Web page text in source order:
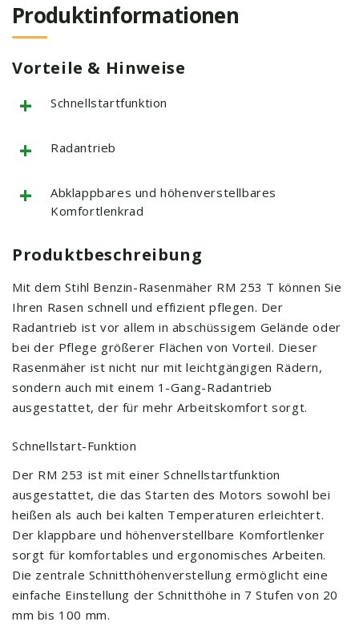
Produktinformationen
Vorteile & Hinweise
+ Schnellstartfunktion
+ Radantrieb
+
Abklappbares und höhenverstellbares
Komfortlenkrad
Produktbeschreibung
Mit dem Stihl Benzin-Rasenmäher RM 253 T können Sie
Ihren Rasen schnell und effizient pflegen. Der
Radantrieb ist vor allem in abschüssigem Gelände oder
bei der Pflege größerer Flächen von Vorteil. Dieser
Rasenmäher ist nicht nur mit leichtgängigen Rädern,
sondern auch mit einem 1-Gang-Radantrieb
ausgestattet, der für mehr Arbeitskomfort sorgt.
Schnellstart-Funktion
Der RM 253 ist mit einer Schnellstartfunktion
ausgestattet, die das Starten des Motors sowohl bei
heißen als auch bei kalten Temperaturen erleichtert.
Der klappbare und höhenverstellbare Komfortlenker
sorgt für komfortables und ergonomisches Arbeiten.
Die zentrale Schnitthöhenverstellung ermöglicht eine
einfache Einstellung der Schnitthöhe in 7 Stufen von 20
mm bis 100 mm.